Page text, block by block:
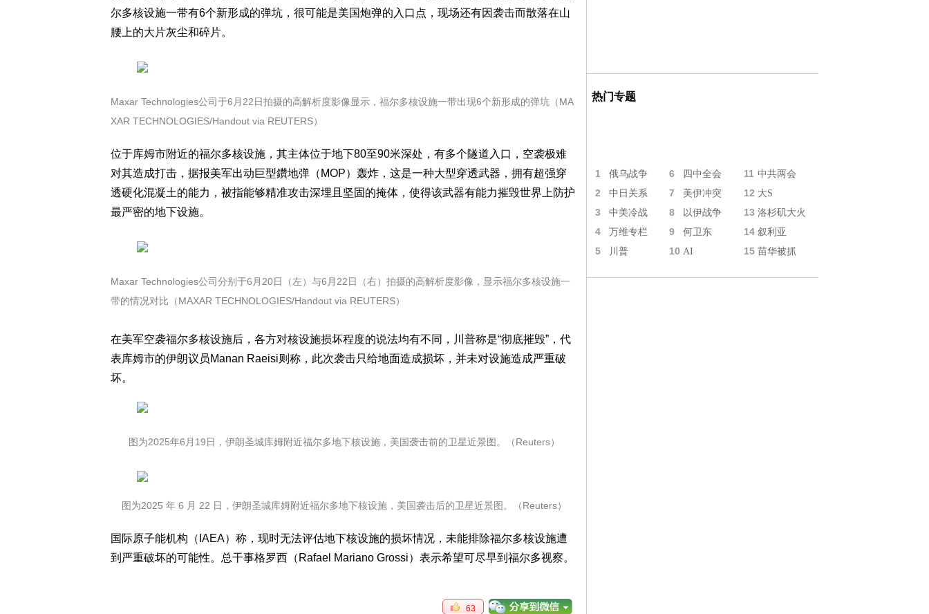
尔多核设施一带有6个新形成的弹坑，很可能是美国炮弹的入口点，现场还有因袭击而散落在山
腰上的大片灰尘和碎片。
Maxar Technologies公司于6月22日拍摄的高解析度影像显示，福尔多核设施一带出现6个新形成的弹坑（MA
XAR TECHNOLOGIES/Handout via REUTERS）
位于库姆市附近的福尔多核设施，其主体位于地下80至90米深处，有多个隧道入口，空袭极难
对其造成打击，据报美军出动巨型鑽地弹（MOP）轰炸，这是一种大型穿透武器，拥有超强穿
透硬化混凝土的能力，被指能够精准攻击深埋且坚固的掩体，使得该武器有能力摧毁世界上防护
最严密的地下设施。
Maxar Technologies公司分别于6月20日（左）与6月22日（右）拍摄的高解析度影像，显示福尔多核设施一
带的情况对比（MAXAR TECHNOLOGIES/Handout via REUTERS）
在美军空袭福尔多核设施后，各方对核设施损坏程度的说法均有不同，川普称是“彻底摧毁”，代
表库姆市的伊朗议员Manan Raeisi则称，此次袭击只给地面造成损坏，并未对设施造成严重破
坏。
图为2025年6月19日，伊朗圣城库姆附近福尔多地下核设施，美国袭击前的卫星近景图。（Reuters）
图为2025 年 6 月 22 日，伊朗圣城库姆附近福尔多地下核设施，美国袭击后的卫星近景图。（Reuters）
国际原子能机构（IAEA）称，现时无法评估地下核设施的损坏情况，未能排除福尔多核设施遭
到严重破坏的可能性。总干事格罗西（Rafael Mariano Grossi）表示希望可尽早到福尔多视察。
63
热门专题
1 俄乌战争 6 四中全会 11 中共两会
2 中日关系 7 美伊冲突 12 大S
3 中美冷战 8 以伊战争 13 洛杉矶大火
4 万维专栏 9 何卫东 14 叙利亚
5 川普 10 AI 15 苗华被抓